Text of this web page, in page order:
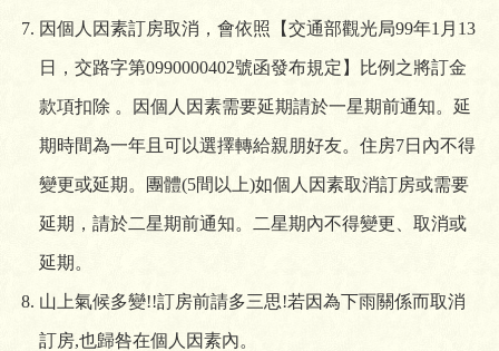
因個人因素訂房取消，會依照【交通部觀光局99年1月13
日，交路字第0990000402號函發布規定】比例之將訂金
款項扣除 。因個人因素需要延期請於一星期前通知。延
期時間為一年且可以選擇轉給親朋好友。住房7日內不得
變更或延期。團體(5間以上)如個人因素取消訂房或需要
延期，請於二星期前通知。二星期內不得變更、取消或
延期。
山上氣候多變!!訂房前請多三思!若因為下雨關係而取消
訂房,也歸咎在個人因素內。